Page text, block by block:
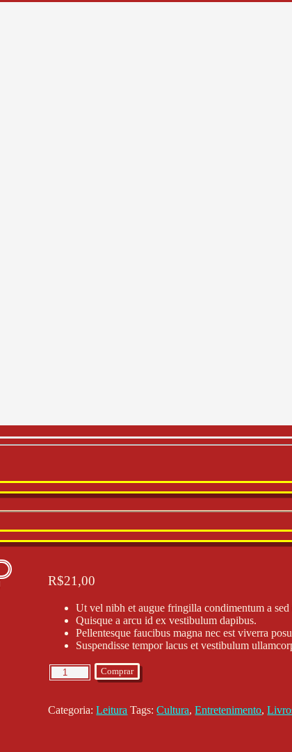
R$21,00
Ut vel nibh et augue fringilla condimentum a sed
Quisque a arcu id ex vestibulum dapibus.
Pellentesque faucibus magna nec est viverra
Suspendisse tempor lacus et vestibulum
Nulla
eu
at
Comprar
Categoria:Leitura Tags:Cultura,Entretenimento,